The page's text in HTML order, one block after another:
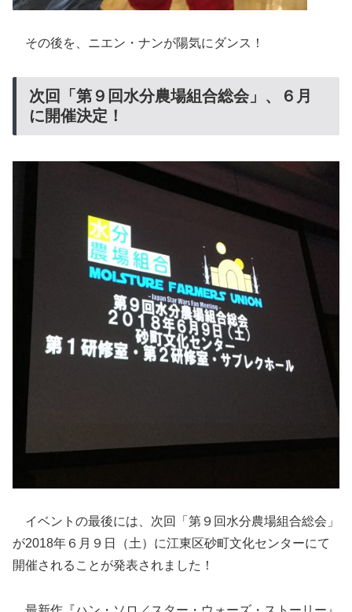
その後を、ニエン・ナンが陽気にダンス！
次回「第９回水分農場組合総会」、６月
に開催決定！
イベントの最後には、次回「第９回水分農場組合総会」
が2018年６月９日（土）に江東区砂町文化センターにて
開催されることが発表されました！